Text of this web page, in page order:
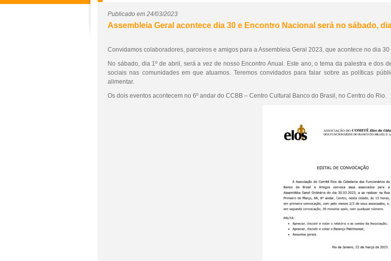
Publicado em 24/03/2023
Assembleia Geral acontece dia 30 e Encontro Nacional será no sábado,
Convidamos colaboradores, parceiros e amigos para a Assembleia Geral 2023, que acontece no dia
No sábado, dia 1º de abril, será a vez de nosso Encontro Anual. Este ano, o tema da palestra e dos
sociais nas comunidades em que atuamos. Teremos convidados para falar sobre as políticas
alimentar.
Os dois eventos acontecem no 6º andar do CCBB – Centro Cultural Banco do Brasil, no Centro do Rio.